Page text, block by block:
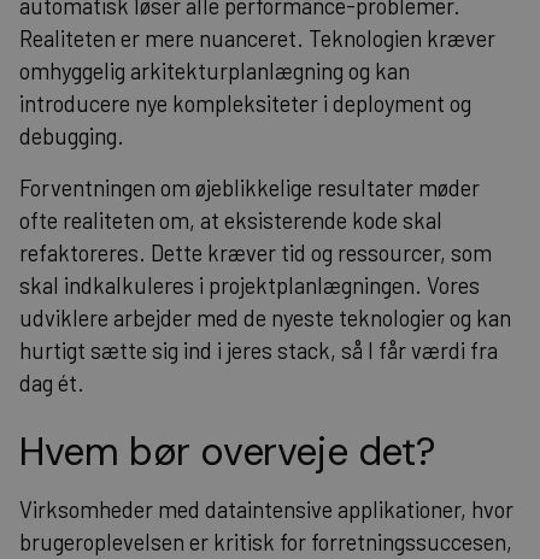
automatisk løser alle performance-problemer.
Realiteten er mere nuanceret. Teknologien kræver
omhyggelig arkitekturplanlægning og kan
introducere nye kompleksiteter i deployment og
debugging.
Forventningen om øjeblikkelige resultater møder
ofte realiteten om, at eksisterende kode skal
refaktoreres. Dette kræver tid og ressourcer, som
skal indkalkuleres i projektplanlægningen. Vores
udviklere arbejder med de nyeste teknologier og kan
hurtigt sætte sig ind i jeres stack, så I får værdi fra
dag ét.
Hvem bør overveje det?
Virksomheder med dataintensive applikationer, hvor
brugeroplevelsen er kritisk for forretningssuccesen,